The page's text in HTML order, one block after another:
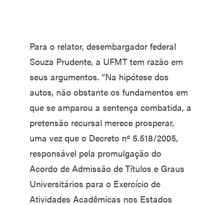
Para o relator, desembargador federal
Souza Prudente, a UFMT tem razão em
seus argumentos. “Na hipótese dos
autos, não obstante os fundamentos em
que se amparou a sentença combatida, a
pretensão recursal merece prosperar,
uma vez que o Decreto nº 5.518/2005,
responsável pela promulgação do
Acordo de Admissão de Títulos e Graus
Universitários para o Exercício de
Atividades Acadêmicas nos Estados